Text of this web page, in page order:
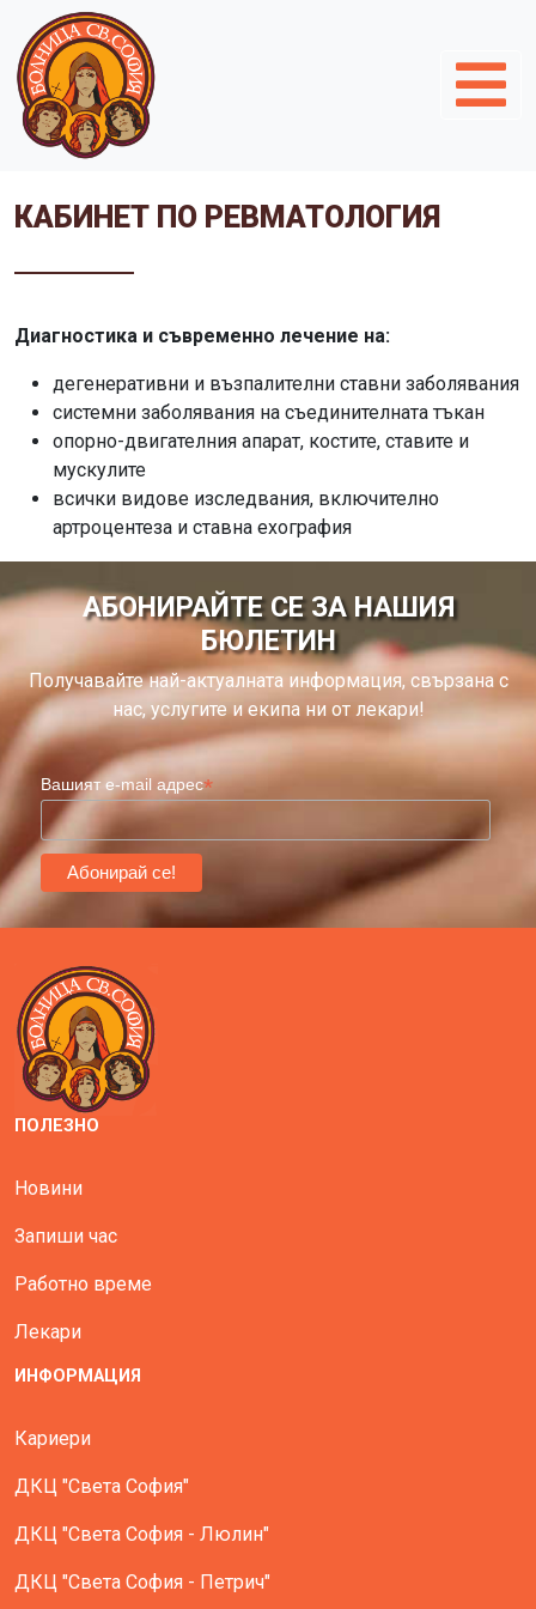
КАБИНЕТ ПО РЕВМАТОЛОГИЯ
Диагностика и съвременно лечение на:
дегенеративни и възпалителни ставни заболявания
системни заболявания на съединителната тъкан
опорно-двигателния апарат, костите, ставите и
мускулите
всички видове изследвания, включително
артроцентезa и ставна ехография
АБОНИРАЙТЕ СЕ ЗА НАШИЯ
БЮЛЕТИН
Получавайте най-актуалната информация, свързана с
нас, услугите и екипа ни от лекари!
Вашият e-mail адрес*
ПОЛЕЗНО
Новини
Запиши час
Работно време
Лекари
ИНФОРМАЦИЯ
Кариери
ДКЦ "Света София"
ДКЦ "Света София - Люлин"
ДКЦ "Света София - Петрич"